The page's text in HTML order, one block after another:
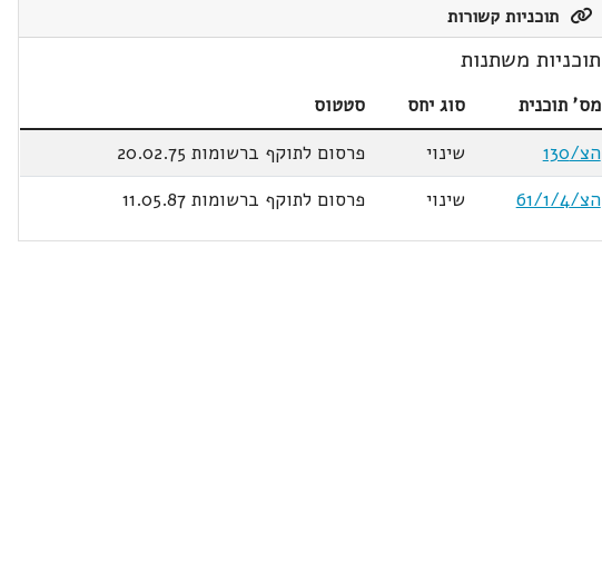
תוכניות קשורות
תוכניות משתנות
מס' תוכנית סוג יחס
סטטוס
הצ/130
שינוי
פרסום לתוקף ברשומות 20.02.75
הצ/61/1/4
שינוי פרסום לתוקף ברשומות 11.05.87